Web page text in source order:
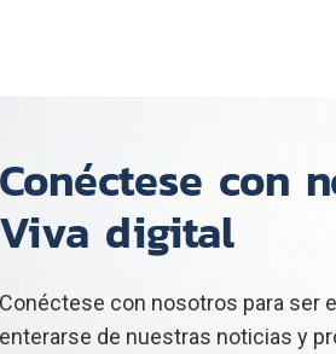
Conéctese con
Viva digital
Conéctese con nosotros para ser
enterarse de nuestras noticias y